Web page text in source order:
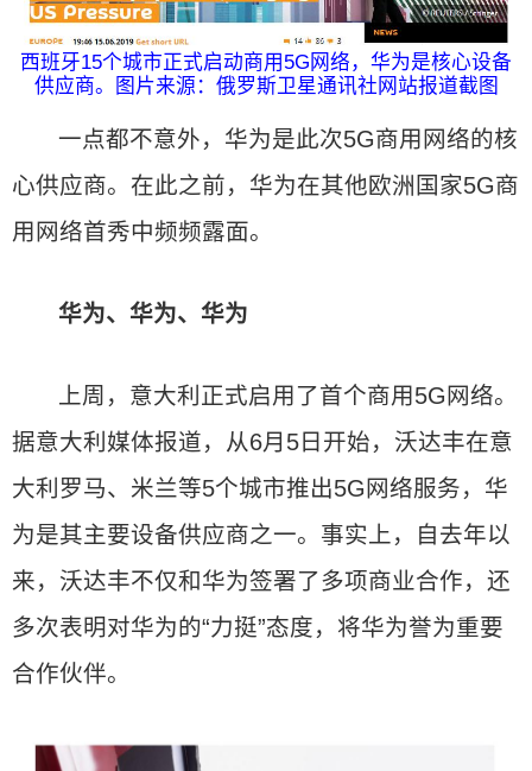
西班牙15个城市正式启动商用5G网络，华为是核心设备
供应商。图片来源：俄罗斯卫星通讯社网站报道截图
一点都不意外，华为是此次5G商用网络的核
心供应商。在此之前，华为在其他欧洲国家5G商
用网络首秀中频频露面。
华为、华为、华为
上周，意大利正式启用了首个商用5G网络。
据意大利媒体报道，从6月5日开始，沃达丰在意
大利罗马、米兰等5个城市推出5G网络服务，华
为是其主要设备供应商之一。事实上，自去年以
来，沃达丰不仅和华为签署了多项商业合作，还
多次表明对华为的“力挺”态度，将华为誉为重要
合作伙伴。